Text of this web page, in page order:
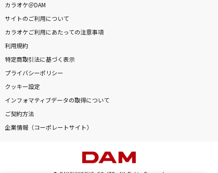
カラオケ＠DAM
サイトのご利用について
カラオケご利用にあたっての注意事項
利用規約
特定商取引法に基づく表示
プライバシーポリシー
クッキー設定
インフォマティブデータの取得について
ご契約方法
企業情報（コーポレートサイト）